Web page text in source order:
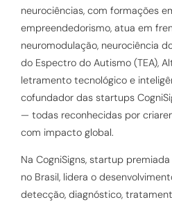
neurociências, com formações
empreendedorismo, atua em
neuromodulação, neurociência
do Espectro do Autismo (TEA),
letramento tecnológico e
cofundador das startups
— todas reconhecidas por
com impacto global.
Na CogniSigns, startup
no Brasil, lidera o
detecção, diagnóstico,